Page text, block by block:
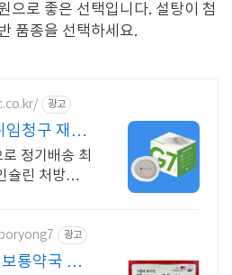
으로 좋은 선택입니다. 설탕이 첨
품종을 선택하세요.
광고
임청구 재처
정기배송 최
슐린 처방까
광고
룡약국 대